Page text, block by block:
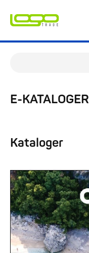
E-KATALOGER
Kataloger